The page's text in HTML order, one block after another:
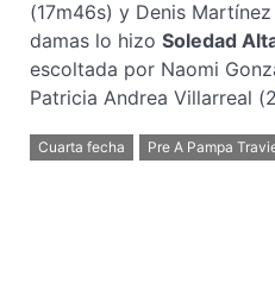
(17m46s) y Denis
damas lo hizo Soledad
escoltada por Naomi
Patricia Andrea Villarreal
Cuarta fecha Pre A Pampa